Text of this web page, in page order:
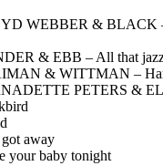
WEBBER & BLACK
& EBB – All that
& WITTMAN –
PETERS &
got away
your baby tonight